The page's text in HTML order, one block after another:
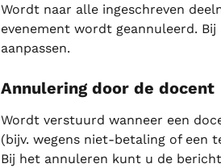
Wordt naar alle ingeschreven
evenement wordt geannuleerd.
aanpassen.
Annulering door de docent
Wordt verstuurd wanneer een
(bijv. wegens niet-betaling of een
Bij het annuleren kunt u de